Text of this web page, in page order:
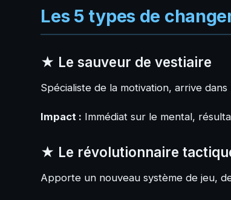
Les 5 types de
★ Le sauveur de vestiaire
Spécialiste de la motivation, arrive
Impact : Immédiat sur le mental,
★ Le révolutionnaire
Apporte un nouveau système de jeu,